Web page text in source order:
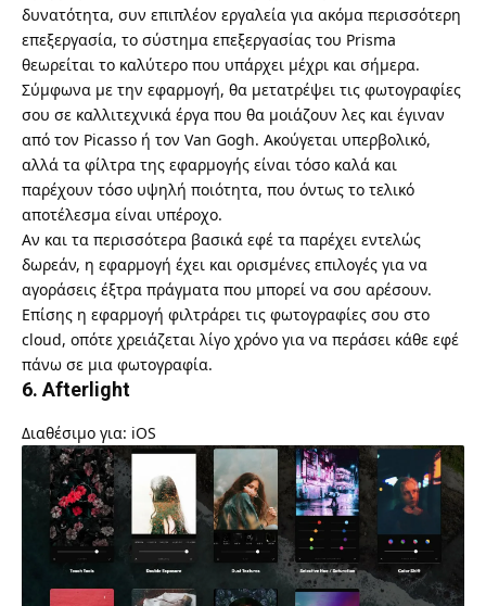
δυνατότητα, συν επιπλέον εργαλεία για ακόμα περισσότερη
επεξεργασία, το σύστημα επεξεργασίας του Prisma
θεωρείται το καλύτερο που υπάρχει μέχρι και σήμερα.
Σύμφωνα με την εφαρμογή, θα μετατρέψει τις φωτογραφίες
σου σε καλλιτεχνικά έργα που θα μοιάζουν λες και έγιναν
από τον Picasso ή τον Van Gogh. Ακούγεται υπερβολικό,
αλλά τα φίλτρα της εφαρμογής είναι τόσο καλά και
παρέχουν τόσο υψηλή ποιότητα, που όντως το τελικό
αποτέλεσμα είναι υπέροχο.
Αν και τα περισσότερα βασικά εφέ τα παρέχει εντελώς
δωρεάν, η εφαρμογή έχει και ορισμένες επιλογές για να
αγοράσεις έξτρα πράγματα που μπορεί να σου αρέσουν.
Επίσης η εφαρμογή φιλτράρει τις φωτογραφίες σου στο
cloud, οπότε χρειάζεται λίγο χρόνο για να περάσει κάθε εφέ
πάνω σε μια φωτογραφία.
6. Afterlight
Διαθέσιμο για: iOS